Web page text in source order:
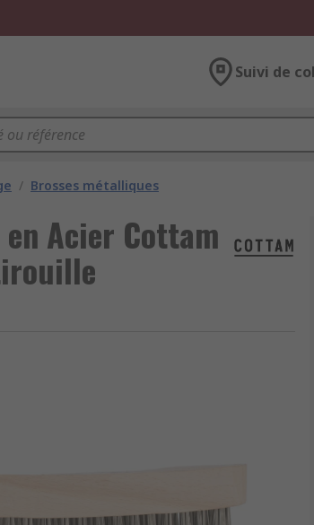
Suivi de
/ Brosses métalliques
Acier Cottam